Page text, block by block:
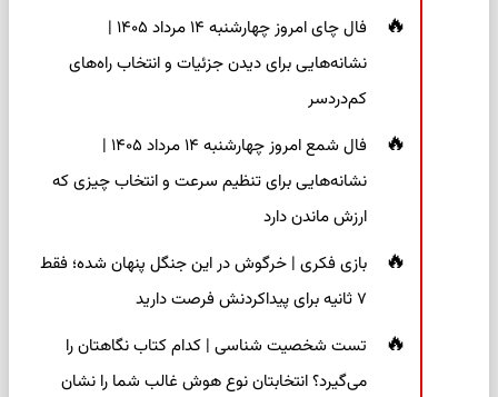
فال چای امروز چهارشنبه ۱۴ مرداد ۱۴۰۵ |
نشانه‌هایی برای دیدن جزئیات و انتخاب راه‌های
کم‌دردسر
فال شمع امروز چهارشنبه ۱۴ مرداد ۱۴۰۵ |
نشانه‌هایی برای تنظیم سرعت و انتخاب چیزی که
ارزش ماندن دارد
بازی فکری | خرگوش در این جنگل پنهان شده؛ فقط
۷ ثانیه برای پیداکردنش فرصت دارید
تست شخصیت شناسی | کدام کتاب نگاهتان را
می‌گیرد؟ انتخابتان نوع هوش غالب شما را نشان